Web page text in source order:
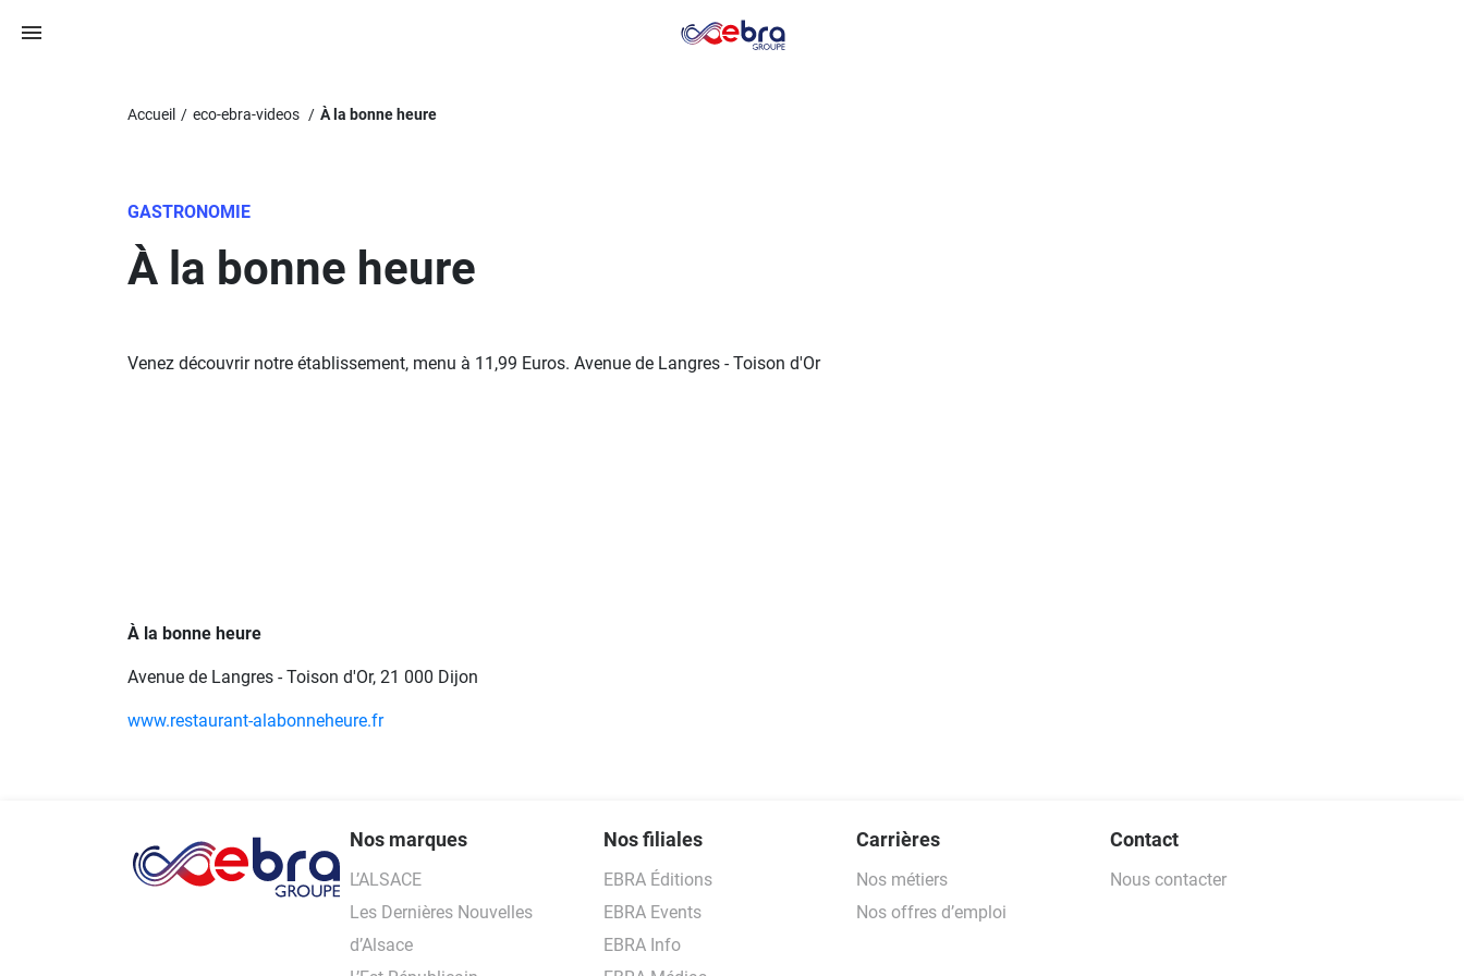
Accueil eco-ebra-videos À la bonne heure
GASTRONOMIE
À la bonne heure
Venez découvrir notre établissement, menu à 11,99 Euros. Avenue de Langres - Toison d'Or
À la bonne heure
Avenue de Langres - Toison d'Or, 21 000 Dijon
www.restaurant-alabonneheure.fr
Nos marques
L’ALSACE
Les Dernières Nouvelles
d’Alsace
Nos filiales
EBRA Éditions
EBRA Events
EBRA Info
Carrières
Nos métiers
Nos offres d’emploi
Contact
Nous contacter